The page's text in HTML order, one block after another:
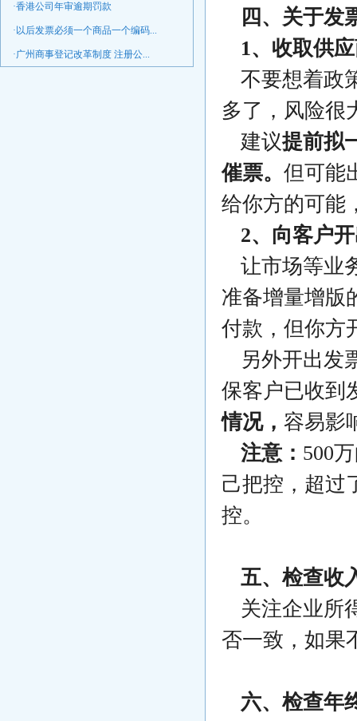
·香港公司年审逾期罚款
·以后发票必须一个商品一个编码...
·广州商事登记改革制度 注册公...
四、关于发
1、收取供
不要想着政
多了，风险很
建议提前拟
催票。 但可能
给你方的可能
2、向客户
让市场等业
准备增量增版
付款，但你方
另外开出发
保客户已收到
情况， 容易影
注意： 500
己把控，超过
控。
五、检查收
关注企业所
否一致，如果
六、检查年